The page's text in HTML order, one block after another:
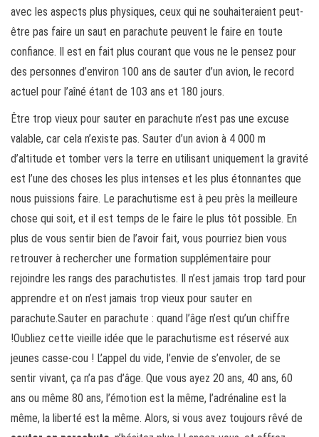
avec les aspects plus physiques, ceux qui ne souhaiteraient peut-
être pas faire un saut en parachute peuvent le faire en toute
confiance. Il est en fait plus courant que vous ne le pensez pour
des personnes d’environ 100 ans de sauter d’un avion, le record
actuel pour l’aîné étant de 103 ans et 180 jours.
Être trop vieux pour sauter en parachute n’est pas une excuse
valable, car cela n’existe pas. Sauter d’un avion à 4 000 m
d’altitude et tomber vers la terre en utilisant uniquement la gravité
est l’une des choses les plus intenses et les plus étonnantes que
nous puissions faire. Le parachutisme est à peu près la meilleure
chose qui soit, et il est temps de le faire le plus tôt possible. En
plus de vous sentir bien de l’avoir fait, vous pourriez bien vous
retrouver à rechercher une formation supplémentaire pour
rejoindre les rangs des parachutistes. Il n’est jamais trop tard pour
apprendre et on n’est jamais trop vieux pour sauter en
parachute.Sauter en parachute : quand l’âge n’est qu’un chiffre
!Oubliez cette vieille idée que le parachutisme est réservé aux
jeunes casse-cou ! L’appel du vide, l’envie de s’envoler, de se
sentir vivant, ça n’a pas d’âge. Que vous ayez 20 ans, 40 ans, 60
ans ou même 80 ans, l’émotion est la même, l’adrénaline est la
même, la liberté est la même. Alors, si vous avez toujours rêvé de